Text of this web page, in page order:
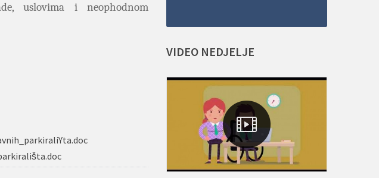
uslovima i neophodnom
VIDEO NEDJELJE